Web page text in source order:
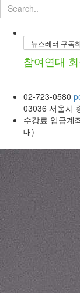
뉴스레터 구독
참여연대
02-723-0580
03036 서울시
수강료 입금계
대)